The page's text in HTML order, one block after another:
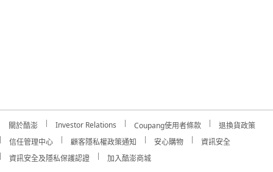
關於酷澎 Investor Relations Coupang使用者條款
退換貨政策
信任管理中心
顧客隱私權政策通知 安心購物
資訊安全
資訊安全及隱私保護認證
加入酷澎商城